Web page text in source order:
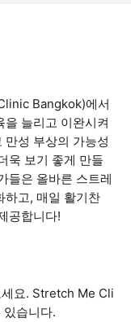
Bangkok)에서
을 늘리고 이완시켜
만성 부상의 가능성
욱 보기 좋게 만들
들은 올바른 스트레
하고, 매일 활기찬
공합니다!
요. Stretch Me Cli
습니다.